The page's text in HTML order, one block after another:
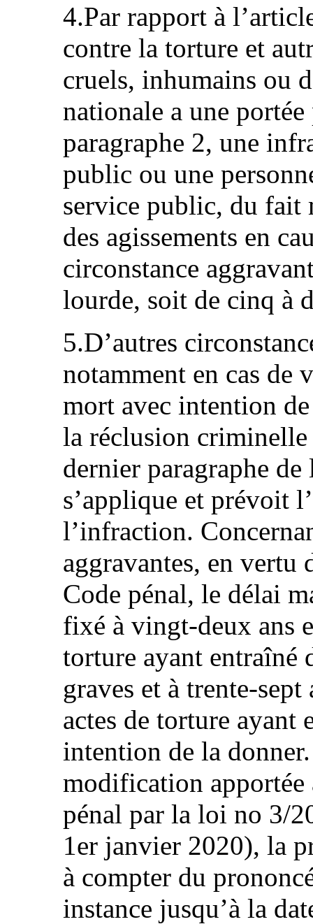
4.Par rapport à
contre la torture et
cruels, inhumains ou
nationale a une
paragraphe 2, une
public ou une
service public, du fait
des agissements en
circonstance
lourde, soit de cinq à
5.D’autres
notamment en cas de
mort avec intention
la réclusion
dernier paragraphe
s’applique et prévoit
l’infraction.
aggravantes, en vertu
Code pénal, le délai
fixé à vingt-deux ans
torture ayant entraîné
graves et à trente-
actes de torture ayant
intention de la
modification apportée
pénal par la loi no 3/
1er janvier 2020), la
à compter du
instance jusqu’à la